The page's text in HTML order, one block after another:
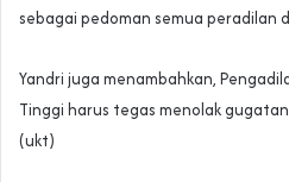
sebagai pedoman semua peradilan
Yandri juga menambahkan,
Tinggi harus tegas menolak
(ukt)